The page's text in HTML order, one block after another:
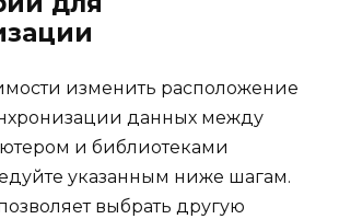
изменить расположение
данных между
и библиотеками
указанным ниже шагам.
выбрать другую